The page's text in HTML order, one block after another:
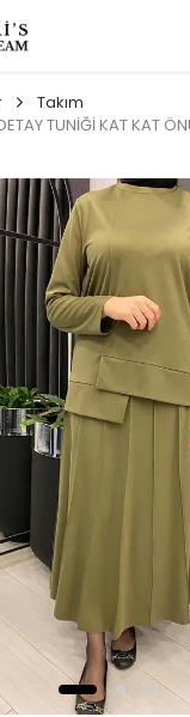
Takım
TUNİĞİ KAT KAT